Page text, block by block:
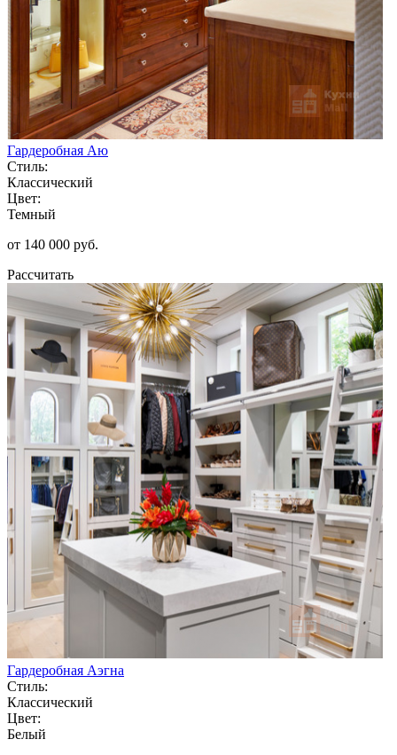
Гардеробная Аю
Стиль:
Классический
Цвет:
Темный
от 140 000 руб.
Рассчитать
Гардеробная Аэгна
Стиль:
Классический
Цвет:
Белый